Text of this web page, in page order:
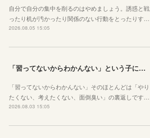
自分で自分の集中を削るのはやめましょう。誘惑と戦
ったり机が汚かったり関係のない行動をとったりす…
2026.08.05 15:05
「習ってないからわかんない」という子に伝えたい、勉強しようと思ったらその方法はいくらでもあるということ
「習ってないからわかんない」そのほとんどは「やり
たくない、考えたくない、面倒臭い」の裏返しです…
2026.08.03 15:05